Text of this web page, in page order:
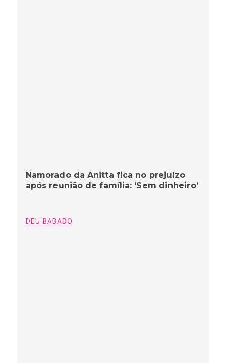
Namorado da Anitta fica no prejuízo
após reunião de família: ‘Sem dinheiro’
DEU BABADO